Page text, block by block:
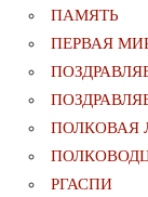
ПАМЯТЬ
ПЕРВАЯ
ПОЛКОВАЯ
РГАСПИ